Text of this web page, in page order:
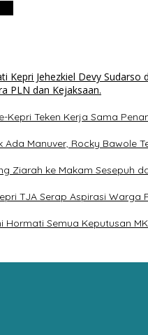
Kepri Teken Kerja Sama
Manuver, Rocky Bawole
Ziarah ke Makam Sesepuh
TJA Serap Aspirasi Warga
Hormati Semua Keputusan